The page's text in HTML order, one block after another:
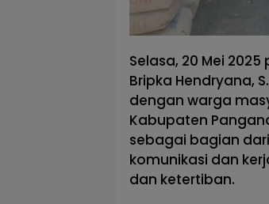
Selasa, 20 Mei
Bripka Hendryana,
dengan warga
Kabupaten
sebagai bagian
komunikasi dan
dan ketertiban.